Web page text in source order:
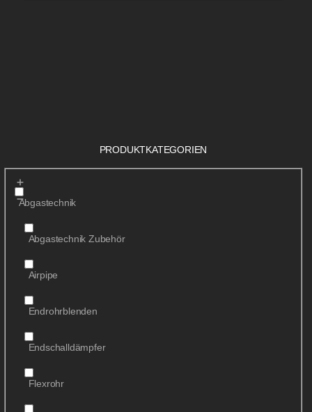
PRODUKTKATEGORIEN
Abgastechnik
Abgastechnik Zubehör
Airpipe
Endrohrblenden
Endschalldämpfer
Flexrohr